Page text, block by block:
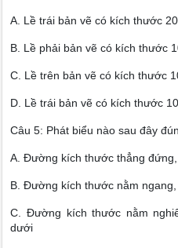
A. Lề trái bản vẽ có kích thước
B. Lề phải bản vẽ có kích thước
C. Lề trên bản vẽ có kích thước
D. Lề trái bản vẽ có kích thước
Câu 5: Phát biểu nào sau đây
A. Đường kích thước thẳng
B. Đường kích thước nằm
C. Đường kích thước nằm
dưới